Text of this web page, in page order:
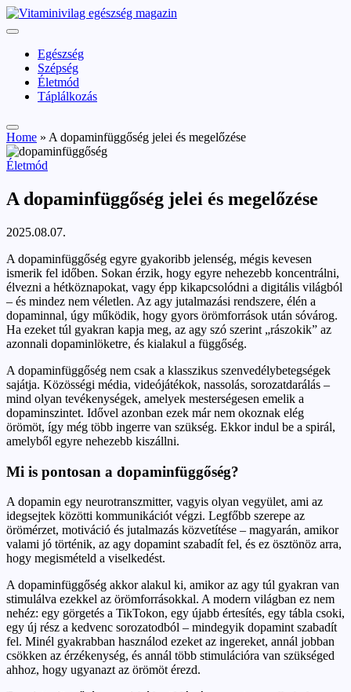
Skip
to
Vitaminivilág:
szépség
Egészség
Szépség
Életmód
Táplálkozás
Home » A dopaminfüggőség jelei és megelőzése
Posted
Életmód
A dopaminfüggőség jelei és megelőzése
2025.08.07.
A dopaminfüggőség egyre gyakoribb jelenség, mégis kevesen
ismerik fel időben. Sokan érzik, hogy egyre nehezebb koncentrálni,
élvezni a hétköznapokat, vagy épp kikapcsolódni a digitális világból
– és mindez nem véletlen. Az agy jutalmazási rendszere, élén a
dopaminnal, úgy működik, hogy gyors örömforrások után sóvárog.
Ha ezeket túl gyakran kapja meg, az agy szó szerint „rászokik” az
azonnali dopaminlöketre, és kialakul a függőség.
A dopaminfüggőség nem csak a klasszikus szenvedélybetegségek
sajátja. Közösségi média, videójátékok, nassolás, sorozatdarálás –
mind olyan tevékenységek, amelyek mesterségesen emelik a
dopaminszintet. Idővel azonban ezek már nem okoznak elég
örömöt, így még több ingerre van szükség. Ekkor indul be a spirál,
amelyből egyre nehezebb kiszállni.
Mi is pontosan a dopaminfüggőség?
A dopamin egy neurotranszmitter, vagyis olyan vegyület, ami az
idegsejtek közötti kommunikációt végzi. Legfőbb szerepe az
örömérzet, motiváció és jutalmazás közvetítése – magyarán, amikor
valami jó történik, az agy dopamint szabadít fel, és ez ösztönöz arra,
hogy megismételd a viselkedést.
A dopaminfüggőség akkor alakul ki, amikor az agy túl gyakran van
stimulálva ezekkel az örömforrásokkal. A modern világban ez nem
nehéz: egy görgetés a TikTokon, egy újabb értesítés, egy tábla csoki,
egy új rész a kedvenc sorozatodból – mindegyik dopamint szabadít
fel. Minél gyakrabban használod ezeket az ingereket, annál jobban
csökken az érzékenység, és annál több stimulációra van szükséged
ahhoz, hogy ugyanazt az örömöt érezd.